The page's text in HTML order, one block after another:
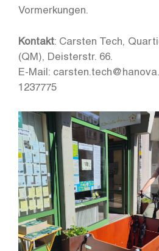
Vormerkungen.
Kontakt: Carsten Tech,
(QM), Deisterstr. 66.
E-Mail:
1237775